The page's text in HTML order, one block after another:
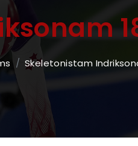
Skeletonistam